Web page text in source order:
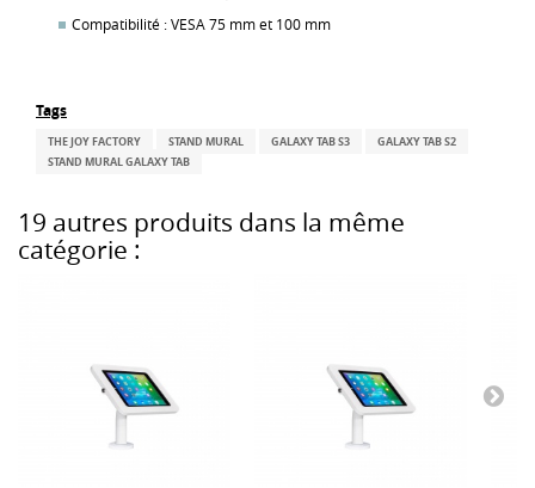
Compatibilité : VESA 75 mm et 100 mm
Tags
THE JOY FACTORY STAND MURAL GALAXY TAB S3
GALAXY TAB S2
STAND MURAL GALAXY TAB
19 autres produits dans la même
catégorie :